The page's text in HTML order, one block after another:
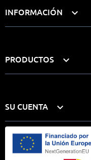
INFORMACIÓN 
PRODUCTOS 
SU CUENTA 